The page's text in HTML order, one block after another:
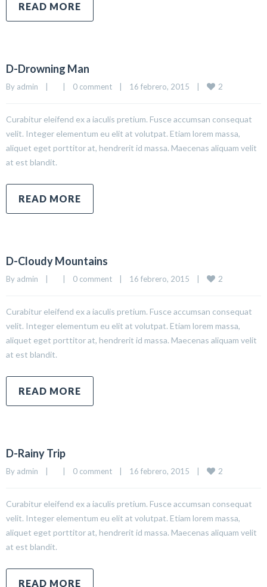
READ MORE
D-Drowning Man
By admin 0 comment 16 febrero, 2015 2
Curabitur eleifend ex a iaculis pretium. Fusce accumsan consequat
velit. Integer elementum eu elit at volutpat. Etiam lorem massa,
aliquet eget porttitor at, hendrerit id massa. Maecenas aliquam velit
at est blandit.
READ MORE
D-Cloudy Mountains
By admin 0 comment 16 febrero, 2015 2
Curabitur eleifend ex a iaculis pretium. Fusce accumsan consequat
velit. Integer elementum eu elit at volutpat. Etiam lorem massa,
aliquet eget porttitor at, hendrerit id massa. Maecenas aliquam velit
at est blandit.
READ MORE
D-Rainy Trip
By admin 0 comment 16 febrero, 2015 2
Curabitur eleifend ex a iaculis pretium. Fusce accumsan consequat
velit. Integer elementum eu elit at volutpat. Etiam lorem massa,
aliquet eget porttitor at, hendrerit id massa. Maecenas aliquam velit
at est blandit.
READ MORE